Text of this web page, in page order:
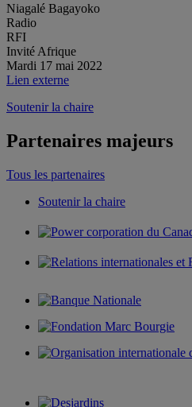
Niagalé Bagayoko
Radio
RFI
Invité Afrique
Mardi 17 mai 2022
Lien externe
Soutenir la chaire
Partenaires majeurs
Tous les partenaires
Soutenir la chaire